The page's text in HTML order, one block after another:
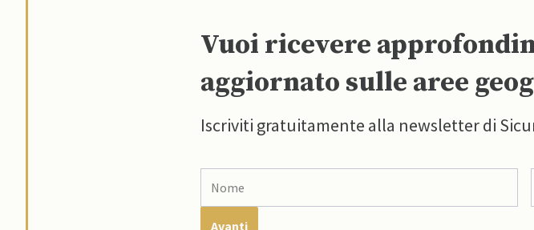
Vuoi ricevere
aggiornato sulle aree
Iscriviti gratuitamente alla newsletter di